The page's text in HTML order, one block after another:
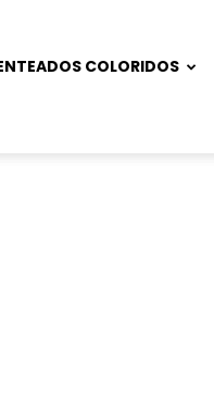
COLORIDOS